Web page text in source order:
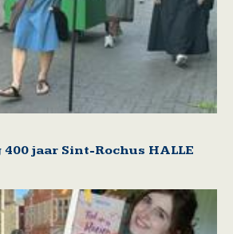
jaar Sint-Rochus HALLE